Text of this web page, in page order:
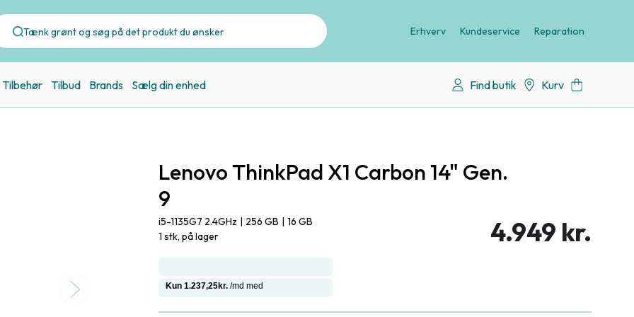
Erhverv Kundeservice Reparation
Tilbehør Tilbud Brands Sælg din enhed Find butik Kurv
Lenovo ThinkPad X1 Carbon 14" Gen.
9
i5-1135G7 2.4GHz | 256 GB | 16 GB
1 stk, på lager
4.949 kr.